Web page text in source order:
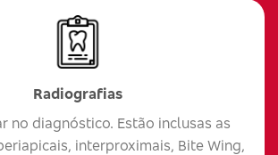
Radiografias
no diagnóstico. Estão inclusas as
interproximais, Bite Wing,